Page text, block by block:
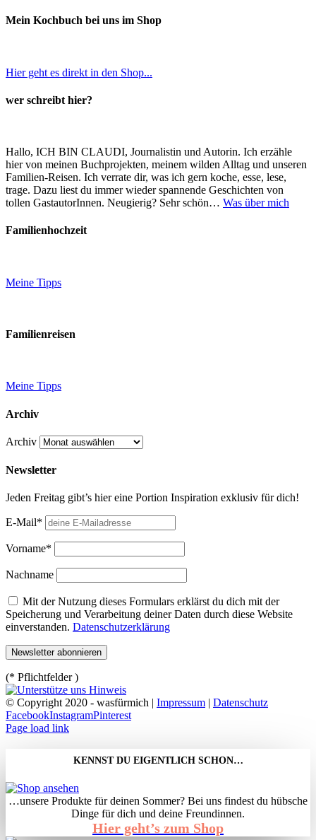
Mein Kochbuch bei uns im Shop
Hier geht es direkt in den Shop...
wer schreibt hier?
Hallo, ICH BIN CLAUDI, Journalistin und Autorin. Ich erzähle
hier von meinen Buchprojekten, meinem wilden Alltag und unseren
Familien-Reisen. Ich verrate dir, was ich gern koche, esse, lese,
trage. Dazu liest du immer wieder spannende Geschichten von
tollen GastautorInnen. Neugierig? Sehr schön… Was über mich
Familienhochzeit
Meine Tipps
Familienreisen
Meine Tipps
Archiv
Archiv
Newsletter
Jeden Freitag gibt’s hier eine Portion Inspiration exklusiv für dich!
E-Mail*
Vorname*
Nachname
Mit der Nutzung dieses Formulars erklärst du dich mit der
Speicherung und Verarbeitung deiner Daten durch diese Website
einverstanden. Datenschutzerklärung
(* Pflichtfelder )
© Copyright 2020 - wasfürmich | Impressum | Datenschutz
FacebookInstagramPinterest
Page load link
KENNST DU EIGENTLICH SCHON…
…unsere Produkte für deinen Sommer? Bei uns findest du hübsche
Dinge für dich und deine Freundinnen.
Hier geht’s zum Shop